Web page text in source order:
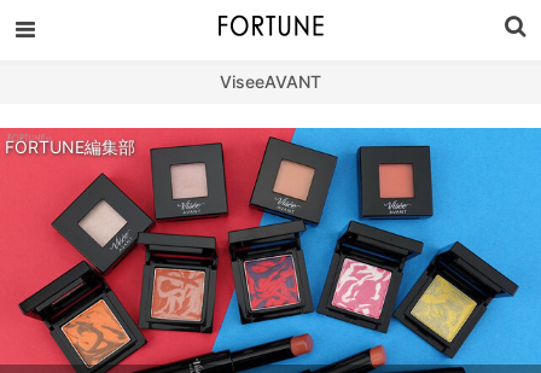
ViseeAVANT
FORTUNE編集部